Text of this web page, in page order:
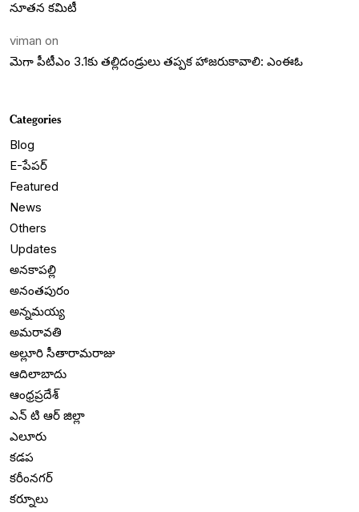
నూతన కమిటీ
viman on
మెగా పీటీఎం 3.1కు తల్లిదండ్రులు తప్పక హాజరుకావాలి: ఎంఈఓ
Categories
Blog
E-పేపర్
Featured
News
Others
Updates
అనకాపల్లి
అనంతపురం
అన్నమయ్య
అమరావతి
అల్లూరి సీతారామరాజు
ఆదిలాబాదు
ఆంధ్రప్రదేశ్
ఎన్ టి ఆర్ జిల్లా
ఎలూరు
కడప
కరీంనగర్
కర్నూలు